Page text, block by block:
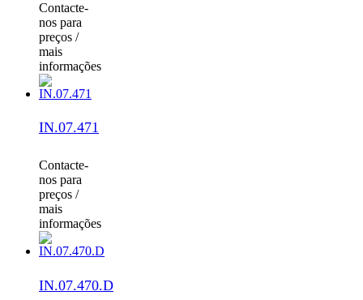
Contacte-
nos para
preços /
mais
informações
IN.07.471
Contacte-
nos para
preços /
mais
informações
IN.07.470.D